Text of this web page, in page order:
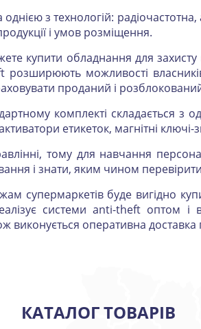
з технологій: радіочастотна,
і умов розміщення.
купити обладнання для захисту
розширюють можливості
проданий і
комплекті складається з
етикеток, магнітні
тому для навчання
і знати, яким чином
супермаркетів буде вигідно
системи anti-theft оптом і
виконується оперативна доставка
КАТАЛОГ ТОВАРІВ